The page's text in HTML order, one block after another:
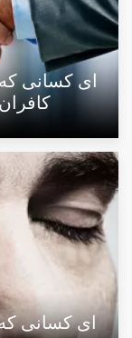
اى كسانى كه
اى كسانى كه